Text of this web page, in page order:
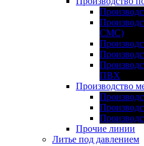
СМС)
ПВХ
Производство
Прочие линии
Литье под давлением